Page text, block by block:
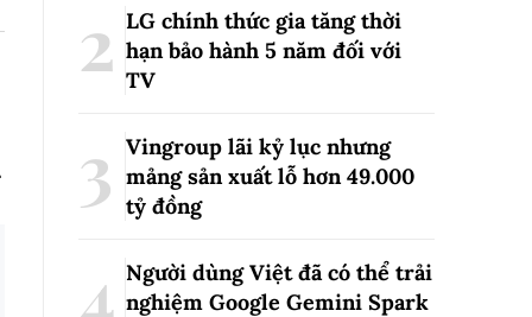
LG chính thức gia tăng thời
hạn bảo hành 5 năm đối với
TV
Vingroup lãi kỷ lục nhưng
mảng sản xuất lỗ hơn 49.000
tỷ đồng
Người dùng Việt đã có thể trải
nghiệm Google Gemini Spark